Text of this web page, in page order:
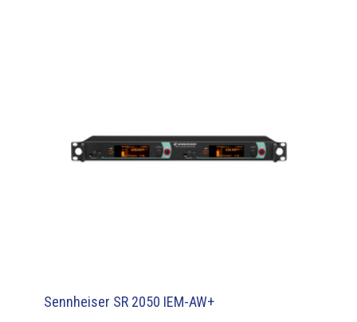
Sennheiser SR 2050 IEM-AW+